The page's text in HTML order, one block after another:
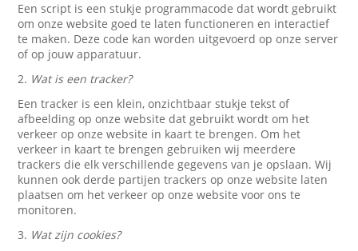
Een script is een stukje programmacode dat wordt gebruikt
om onze website goed te laten functioneren en interactief
te maken. Deze code kan worden uitgevoerd op onze server
of op jouw apparatuur.
2. Wat is een tracker?
Een tracker is een klein, onzichtbaar stukje tekst of
afbeelding op onze website dat gebruikt wordt om het
verkeer op onze website in kaart te brengen. Om het
verkeer in kaart te brengen gebruiken wij meerdere
trackers die elk verschillende gegevens van je opslaan. Wij
kunnen ook derde partijen trackers op onze website laten
plaatsen om het verkeer op onze website voor ons te
monitoren.
3. Wat zijn cookies?